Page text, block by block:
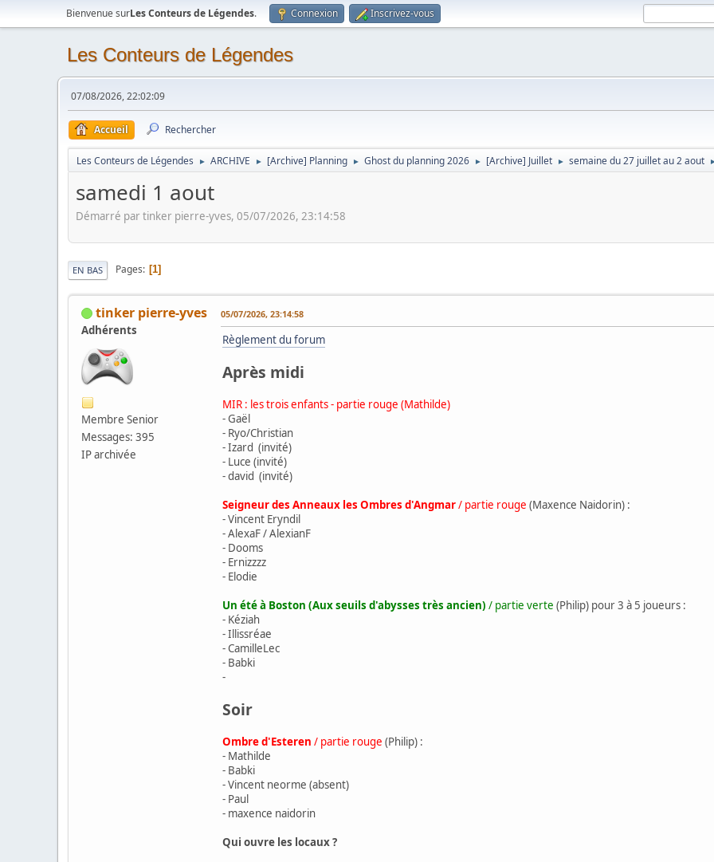
Bienvenue surLes Conteurs de Légendes. Connexion Inscrivez-vous
Les Conteurs de Légendes
07/08/2026, 22:02:09
Accueil Rechercher
Les Conteurs de Légendes ► ARCHIVE ► [Archive] Planning ► Ghost du planning 2026 ► [Archive] Juillet ► semaine du 27 juillet au 2 aout
samedi 1 aout
Démarré par tinker pierre-yves, 05/07/2026, 23:14:58
EN BAS Pages 1
tinker pierre-yves
Adhérents
Membre Senior
Messages: 395
IP archivée
05/07/2026, 23:14:58
Règlement du forum
Après midi
MIR : les trois enfants - partie rouge (Mathilde)
- Gaël
- Ryo/Christian
- Izard (invité)
- Luce (invité)
- david (invité)
Seigneur des Anneaux les Ombres d'Angmar/ partie rouge (Maxence Naidorin) :
- Vincent Eryndil
- AlexaF / AlexianF
- Dooms
- Ernizzzz
- Elodie
Un été à Boston (Aux seuils d'abysses très ancien) / partie verte (Philip) pour 3 à 5 joueurs :
- Kéziah
- Illissréae
- CamilleLec
- Babki
-
Soir
Ombre d'Esteren / partie rouge (Philip) :
- Mathilde
- Babki
- Vincent neorme (absent)
- Paul
- maxence naidorin
Qui ouvre les locaux ?